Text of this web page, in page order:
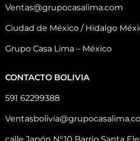
Ventas@grupocasalima.com
Ciudad de México / Hidalgo
Grupo Casa Lima – México
CONTACTO BOLIVIA
591 62299388
calle Japón N°10 Barrio Santa